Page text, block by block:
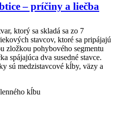
– príčiny a liečba
ktorý sa skladá sa zo 7
stavcov, ktoré sa pripájajú
zložkou pohybového segmentu
spájajúca dva susedné stavce.
sú medzistavcové kĺby, väzy a